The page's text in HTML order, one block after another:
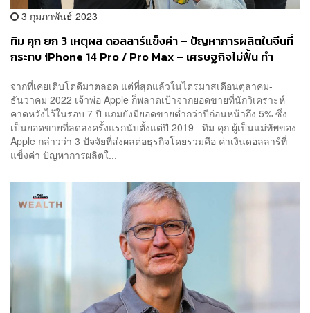
3 กุมภาพันธ์ 2023
ทิม คุก ยก 3 เหตุผล ดอลลาร์แข็งค่า – ปัญหาการผลิตในจีนที่
กระทบ iPhone 14 Pro / Pro Max – เศรษฐกิจไม่ฟื้น ทำ
จากที่เคยเติบโตดีมาตลอด แต่ที่สุดแล้วในไตรมาสเดือนตุลาคม-
ธันวาคม 2022 เจ้าพ่อ Apple ก็พลาดเป้าจากยอดขายที่นักวิเคราะห์
คาดหวังไว้ในรอบ 7 ปี แถมยังมียอดขายต่ำกว่าปีก่อนหน้าถึง 5% ซึ่ง
เป็นยอดขายที่ลดลงครั้งแรกนับตั้งแต่ปี 2019 ทิม คุก ผู้เป็นแม่ทัพของ
Apple กล่าวว่า 3 ปัจจัยที่ส่งผลต่อธุรกิจโดยรวมคือ ค่าเงินดอลลาร์ที่
แข็งค่า ปัญหาการผลิตใ...